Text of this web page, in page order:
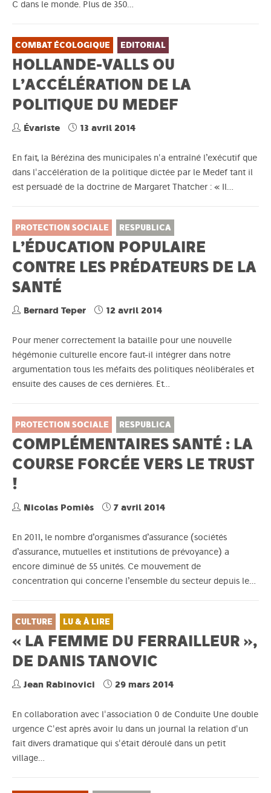
C dans le monde. Plus de 350…
COMBAT ÉCOLOGIQUE EDITORIAL
HOLLANDE-VALLS OU
L’ACCÉLÉRATION DE LA
POLITIQUE DU MEDEF
Évariste 13 avril 2014
En fait, la Bérézina des municipales n'a entraîné l’exécutif que
dans l'accélération de la politique dictée par le Medef tant il
est persuadé de la doctrine de Margaret Thatcher : « Il…
PROTECTION SOCIALE RESPUBLICA
L’ÉDUCATION POPULAIRE
CONTRE LES PRÉDATEURS DE LA
SANTÉ
Bernard Teper 12 avril 2014
Pour mener correctement la bataille pour une nouvelle
hégémonie culturelle encore faut-il intégrer dans notre
argumentation tous les méfaits des politiques néolibérales et
ensuite des causes de ces dernières. Et…
PROTECTION SOCIALE RESPUBLICA
COMPLÉMENTAIRES SANTÉ : LA
COURSE FORCÉE VERS LE TRUST
!
Nicolas Pomiès 7 avril 2014
En 2011, le nombre d’organismes d’assurance (sociétés
d’assurance, mutuelles et institutions de prévoyance) a
encore diminué de 55 unités. Ce mouvement de
concentration qui concerne l’ensemble du secteur depuis le…
CULTURE LU & À LIRE
« LA FEMME DU FERRAILLEUR »,
DE DANIS TANOVIC
Jean Rabinovici 29 mars 2014
En collaboration avec l'association 0 de Conduite Une double
urgence C'est après avoir lu dans un journal la relation d'un
fait divers dramatique qui s'était déroulé dans un petit
village…